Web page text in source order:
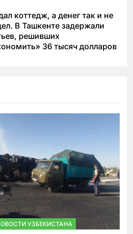
коттедж, а денег так и не
В Ташкенте задержали
решивших
36 тысяч долларов
УЗБЕКИСТАНА